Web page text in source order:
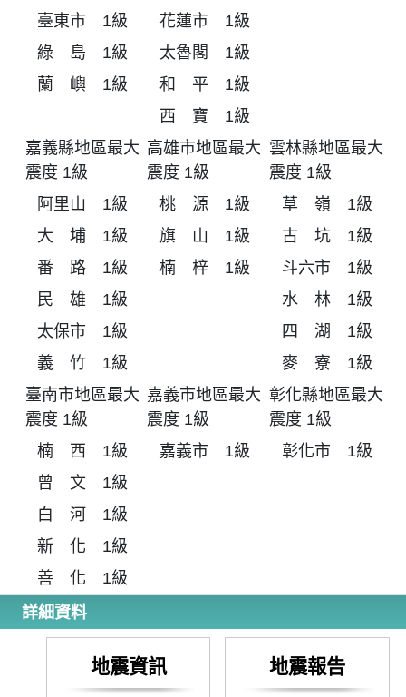
臺東市 1級
花蓮市 1級
綠 島 1級
太魯閣 1級
蘭 嶼 1級
和 平 1級
西 寶 1級
嘉義縣地區最大
震度 1級
高雄市地區最大
震度 1級
雲林縣地區最大
震度 1級
阿里山 1級
桃 源 1級
草 嶺 1級
大 埔 1級
旗 山 1級
古 坑 1級
番 路 1級
楠 梓 1級
斗六市 1級
民 雄 1級
水 林 1級
太保市 1級
四 湖 1級
義 竹 1級
麥 寮 1級
臺南市地區最大
震度 1級
嘉義市地區最大
震度 1級
彰化縣地區最大
震度 1級
楠 西 1級
嘉義市 1級
彰化市 1級
曾 文 1級
白 河 1級
新 化 1級
善 化 1級
詳細資料
地震資訊 地震報告